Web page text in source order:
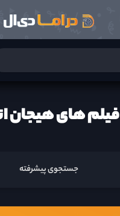
فیلم های هیجان
جستجوی پیشرفته